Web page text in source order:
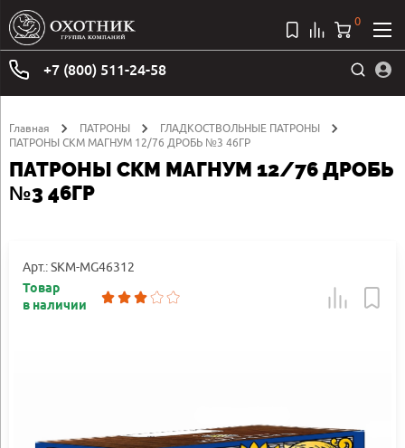
+7 (800) 511-24-58
0
Главная ПАТРОНЫ
ГЛАДКОСТВОЛЬНЫЕ ПАТРОНЫ
ПАТРОНЫ СКМ МАГНУМ 12/76 ДРОБЬ №3 46ГР
ПАТРОНЫ СКМ МАГНУМ 12/76 ДРОБЬ
№3 46ГР
Арт.: SKM-MG46312
Товар
в наличии